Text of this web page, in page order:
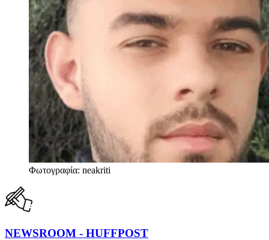
Φωτογραφία: neakriti
NEWSROOM - HUFFPOST